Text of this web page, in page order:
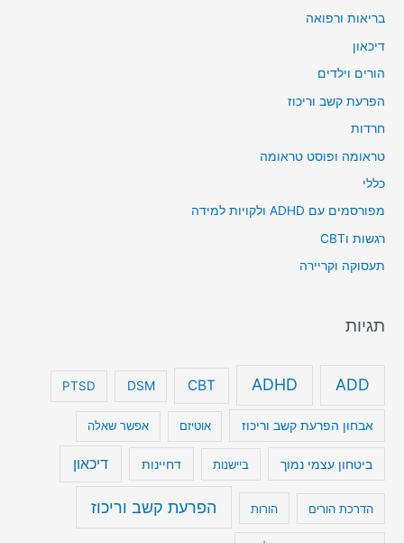
בריאות ורפואה
דיכאון
הורים וילדים
הפרעת קשב וריכוז
חרדות
טראומה ופוסט טראומה
כללי
מפורסמים עם ADHD ולקויות למידה
רגשות וCBT
תעסוקה וקריירה
תגיות
ADD
ADHD
CBT
DSM
PTSD
אבחון הפרעת קשב וריכוז אוטיזם אפשר שאלה
ביטחון עצמי נמוך ביישנות דחיינות דיכאון
הדרכת הורים הורות הפרעת קשב וריכוז